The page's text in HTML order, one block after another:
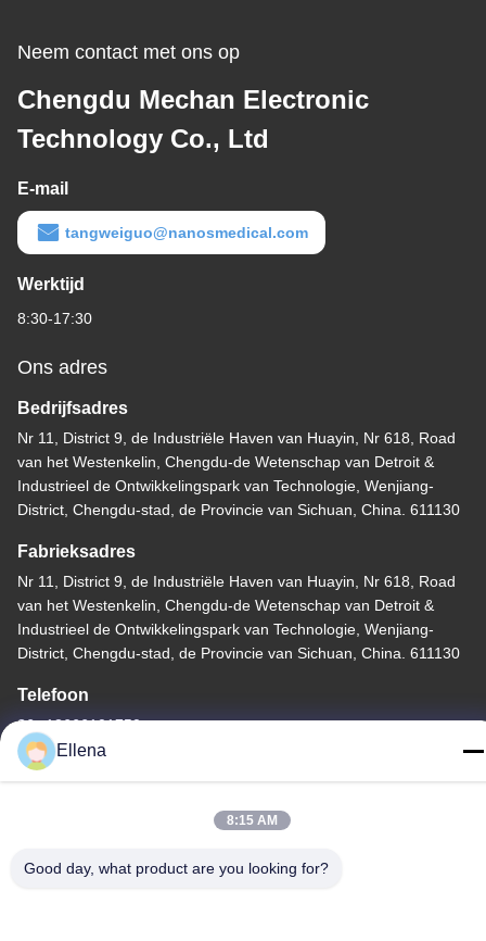
Neem contact met ons op
Chengdu Mechan Electronic
Technology Co., Ltd
E-mail
tangweiguo@nanosmedical.com
Werktijd
8:30-17:30
Ons adres
Bedrijfsadres
Nr 11, District 9, de Industriële Haven van Huayin, Nr 618, Road
van het Westenkelin, Chengdu-de Wetenschap van Detroit &
Industrieel de Ontwikkelingspark van Technologie, Wenjiang-
District, Chengdu-stad, de Provincie van Sichuan, China. 611130
Fabrieksadres
Nr 11, District 9, de Industriële Haven van Huayin, Nr 618, Road
van het Westenkelin, Chengdu-de Wetenschap van Detroit &
Industrieel de Ontwikkelingspark van Technologie, Wenjiang-
District, Chengdu-stad, de Provincie van Sichuan, China. 611130
Telefoon
86--13666101750
Auteursrecht © -2026 Chengdu Mechan Electronic Technology
Ellena
8:15 AM
Good day, what product are you looking for?